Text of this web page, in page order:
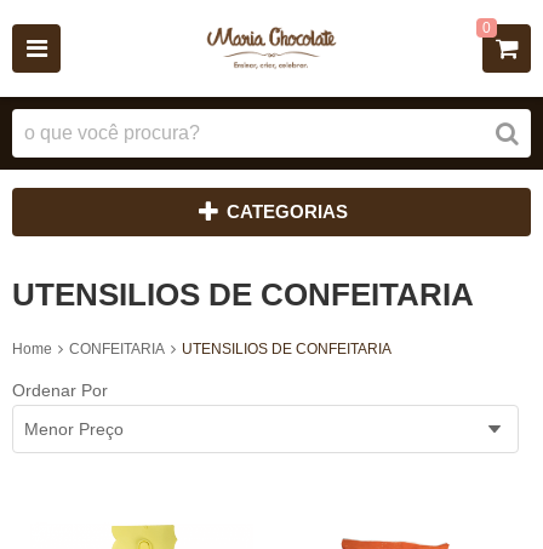
0
CATEGORIAS
UTENSILIOS DE CONFEITARIA
Home CONFEITARIA UTENSILIOS DE CONFEITARIA
Ordenar Por
Menor Preço